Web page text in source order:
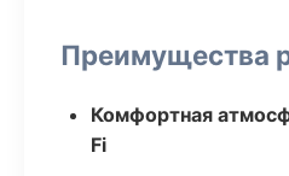
Преимущества
Комфортная
Fi